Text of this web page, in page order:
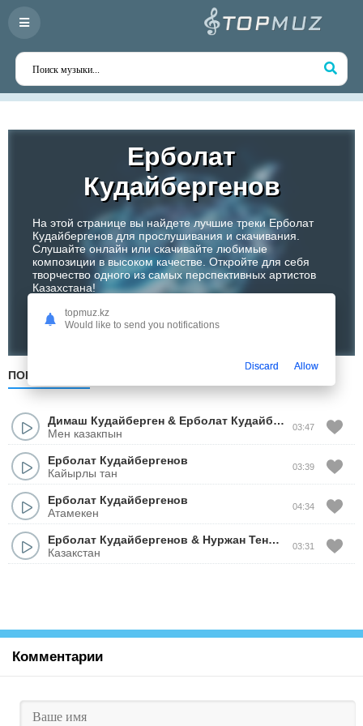
Ерболат
Кудайбергенов
На этой странице вы найдете лучшие треки Ерболат
Кудайбергенов для прослушивания и скачивания.
Слушайте онлайн или скачивайте любимые
композиции в высоком качестве. Откройте для себя
творчество одного из самых перспективных артистов
Казахстана!
Слушать
ПОПУЛЯРНЫЕ
Димаш Кудайберген & Ерболат Кудайбергенов &
Мен казакпын
03:47
Ерболат Кудайбергенов
Кайырлы тан
03:39
Ерболат Кудайбергенов
Атамекен
04:34
Ерболат Кудайбергенов & Нуржан Тенизбаев
Казакстан
03:31
Комментарии
topmuz.kz
Would like to send you notifications
Discard Allow